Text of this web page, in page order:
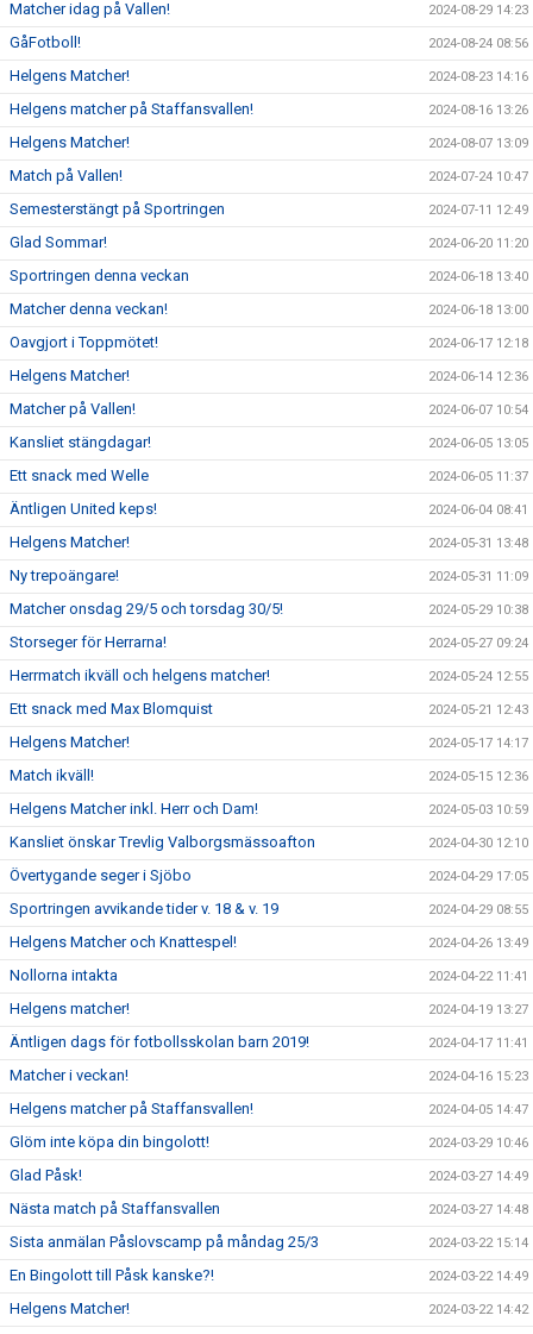
Matcher idag på Vallen! 2024-08-29 14:23
GåFotboll! 2024-08-24 08:56
Helgens Matcher! 2024-08-23 14:16
Helgens matcher på Staffansvallen! 2024-08-16 13:26
Helgens Matcher! 2024-08-07 13:09
Match på Vallen! 2024-07-24 10:47
Semesterstängt på Sportringen 2024-07-11 12:49
Glad Sommar! 2024-06-20 11:20
Sportringen denna veckan 2024-06-18 13:40
Matcher denna veckan! 2024-06-18 13:00
Oavgjort i Toppmötet! 2024-06-17 12:18
Helgens Matcher! 2024-06-14 12:36
Matcher på Vallen! 2024-06-07 10:54
Kansliet stängdagar! 2024-06-05 13:05
Ett snack med Welle 2024-06-05 11:37
Äntligen United keps! 2024-06-04 08:41
Helgens Matcher! 2024-05-31 13:48
Ny trepoängare! 2024-05-31 11:09
Matcher onsdag 29/5 och torsdag 30/5! 2024-05-29 10:38
Storseger för Herrarna! 2024-05-27 09:24
Herrmatch ikväll och helgens matcher! 2024-05-24 12:55
Ett snack med Max Blomquist 2024-05-21 12:43
Helgens Matcher! 2024-05-17 14:17
Match ikväll! 2024-05-15 12:36
Helgens Matcher inkl. Herr och Dam! 2024-05-03 10:59
Kansliet önskar Trevlig Valborgsmässoafton 2024-04-30 12:10
Övertygande seger i Sjöbo 2024-04-29 17:05
Sportringen avvikande tider v. 18 & v. 19 2024-04-29 08:55
Helgens Matcher och Knattespel! 2024-04-26 13:49
Nollorna intakta 2024-04-22 11:41
Helgens matcher! 2024-04-19 13:27
Äntligen dags för fotbollsskolan barn 2019! 2024-04-17 11:41
Matcher i veckan! 2024-04-16 15:23
Helgens matcher på Staffansvallen! 2024-04-05 14:47
Glöm inte köpa din bingolott! 2024-03-29 10:46
Glad Påsk! 2024-03-27 14:49
Nästa match på Staffansvallen 2024-03-27 14:48
Sista anmälan Påslovscamp på måndag 25/3 2024-03-22 15:14
En Bingolott till Påsk kanske?! 2024-03-22 14:49
Helgens Matcher! 2024-03-22 14:42